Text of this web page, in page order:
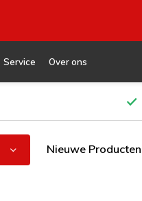
Service Over ons
Nieuwe Producten